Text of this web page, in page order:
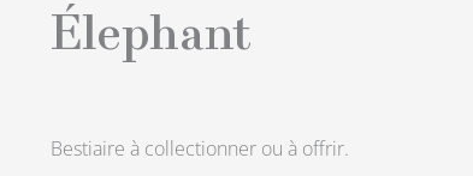
Élephant
Bestiaire à collectionner ou à offrir.